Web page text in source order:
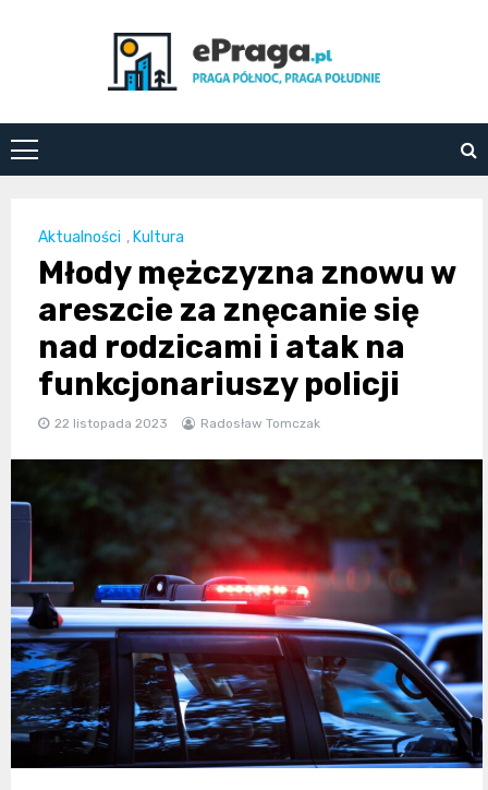
ePraga.pl
Aktualności , Kultura
Młody mężczyzna znowu w
areszcie za znęcanie się
nad rodzicami i atak na
funkcjonariuszy policji
22 listopada 2023 Radosław Tomczak